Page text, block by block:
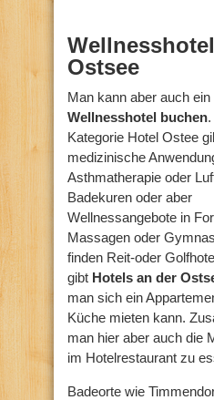
Wellnesshotel
Ostsee
Man kann aber auch
Wellnesshotel buchen
Kategorie Hotel Ostee
medizinische
Asthmatherapie oder
Badekuren oder aber
Wellnessangebote in
Massagen oder
finden Reit-oder
gibt Hotels an der
man sich ein
Küche mieten kann.
man hier aber auch die
im Hotelrestaurant zu
Badeorte wie